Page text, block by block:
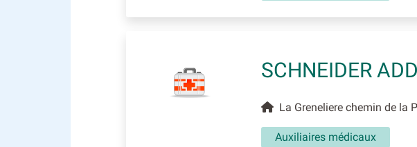
SCHNEIDER
La Greneliere chemin de la
Auxiliaires médicaux